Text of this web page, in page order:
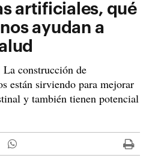
artificiales, qué
ayudan a
construcción de
están sirviendo para mejorar
y también tienen potencial